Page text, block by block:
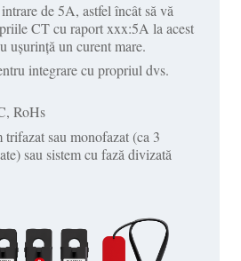
de 5A, astfel încât să vă
CT cu raport xxx:5A la acest
ușurință un curent mare.
integrare cu propriul dvs.
RoHs
trifazat sau monofazat (ca 3
sau sistem cu fază divizată